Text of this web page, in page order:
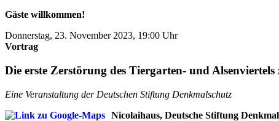
Gäste willkommen!
Donnerstag, 23. November 2023, 19:00 Uhr
Vortrag
Die erste Zerstörung des Tiergarten- und Alsenviertels
Eine Veranstaltung der Deutschen Stiftung Denkmalschutz
Nicolaihaus, Deutsche Stiftung